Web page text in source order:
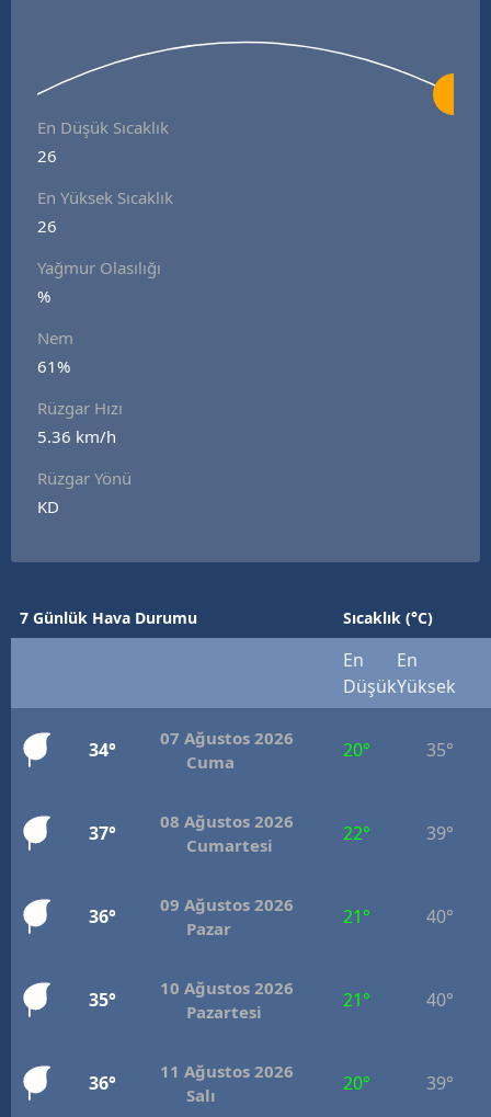
Burdur
Giresun
Gümüşhane
Kars
Kayseri
En Düşük Sıcaklık
26
En Yüksek Sıcaklık
26
Yağmur Olasılığı
%
Nem
61%
Rüzgar Hızı
5.36 km/h
Rüzgar Yönü
KD
7 Günlük Hava Durumu Sıcaklık (°C)
En
Düşük
En
Yüksek
34°
07 Ağustos 2026
Cuma
20° 35°
37°
08 Ağustos 2026
Cumartesi
22° 39°
36°
09 Ağustos 2026
Pazar
21° 40°
35°
10 Ağustos 2026
Pazartesi
21° 40°
36°
11 Ağustos 2026
Salı
20° 39°